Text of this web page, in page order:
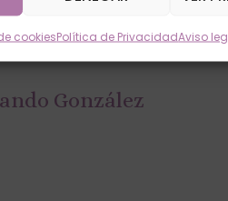
cookiesPolítica de PrivacidadAviso
González